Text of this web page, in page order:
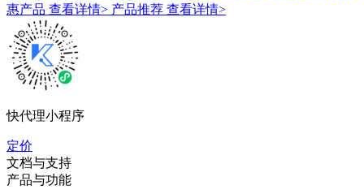
惠产品 查看详情> 产品推荐 查看详情>
快代理小程序
定价
文档与支持
产品与功能